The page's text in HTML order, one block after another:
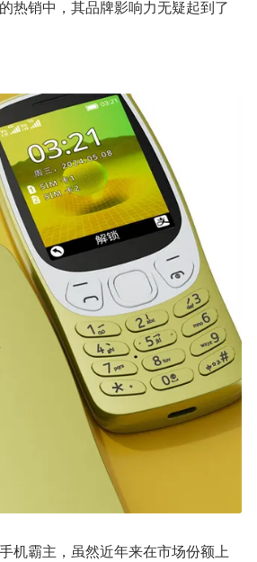
热销中，其品牌影响力无疑起到了
机霸主，虽然近年来在市场份额上